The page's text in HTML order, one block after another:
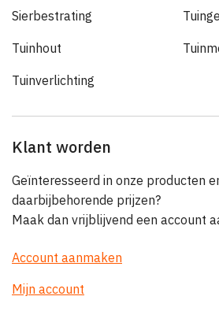
Sierbestrating
Tuinhout
Tuinverlichting
Klant worden
Geïnteresseerd in onze producten
daarbijbehorende prijzen?
Maak dan vrijblijvend een account
Account aanmaken
Mijn account